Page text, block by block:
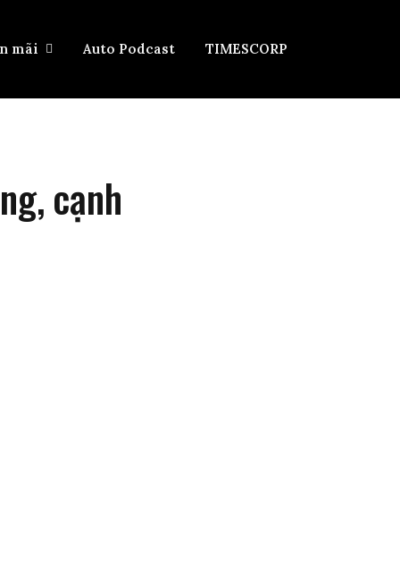
mãi Auto Podcast TIMESCORP
cạnh